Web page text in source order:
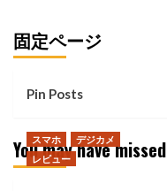
固定ページ
Pin Posts
You may have missed
スマホ
デジカメ
レビュー